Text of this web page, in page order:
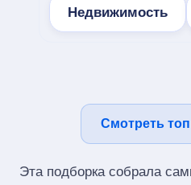
Недвижимость
Смотреть
Эта подборка собрала